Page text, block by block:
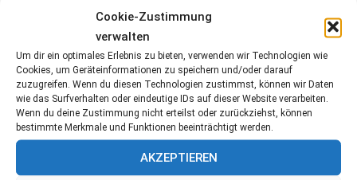
Cookie-Zustimmung
verwalten
Um dir ein optimales Erlebnis zu bieten, verwenden wir Technologien wie
Cookies, um Geräteinformationen zu speichern und/oder darauf
zuzugreifen. Wenn du diesen Technologien zustimmst, können wir Daten
wie das Surfverhalten oder eindeutige IDs auf dieser Website verarbeiten.
Wenn du deine Zustimmung nicht erteilst oder zurückziehst, können
bestimmte Merkmale und Funktionen beeinträchtigt werden.
AKZEPTIEREN
ohne Weiteres in eine Familie mit oder ohne Kinder, als
Begleiter zu einer alleinstehenden Person, oder auch als
Zweithund zu einem spielefreudigen Kumpel oder
Kumpeline. Sein Alter merkt man ihm überhaupt nicht an,
er ist agil und fit und wäre nun bereit für SEINE
Menschen.